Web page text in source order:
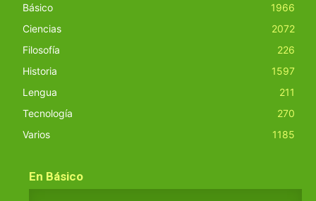
Básico
1966
Ciencias
2072
Filosofía
226
Historia
1597
Lengua
211
Tecnología
270
Varios
1185
En Básico